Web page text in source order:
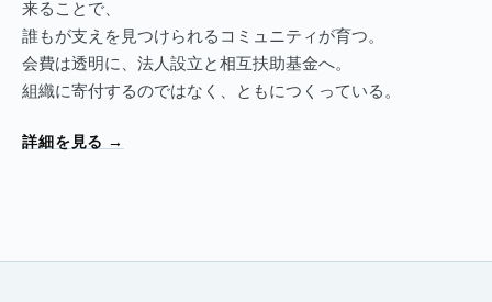
来ることで、
誰もが支えを見つけられるコミュニティが育つ。
会費は透明に、法人設立と相互扶助基金へ。
組織に寄付するのではなく、ともにつくっている。
詳細を見る →